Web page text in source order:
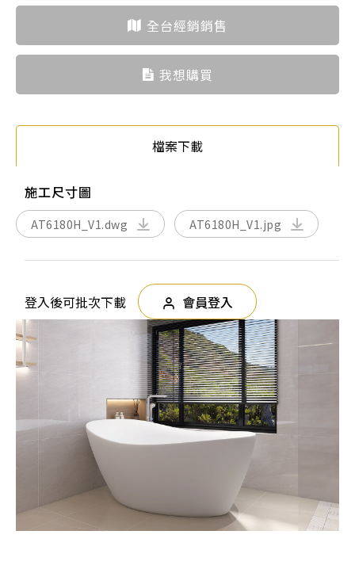
全台經銷銷售
我想購買
檔案下載
施工尺寸圖
AT6180H_V1.dwg AT6180H_V1.jpg
登入後可批次下載 會員登入